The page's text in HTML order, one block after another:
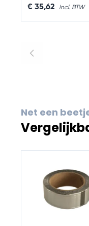
€ 35,62
Net een
Navigating
Press to skip
Press to go to